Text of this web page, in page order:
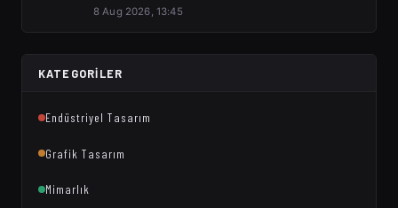
8 Aug 2026, 13:45
KATEGORILER
Endüstriyel Tasarım
Grafik Tasarım
Mimarlık